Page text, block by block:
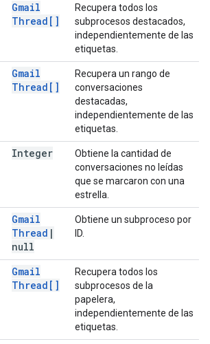
Gmail
Thread[]
Recupera todos los
subprocesos destacados,
independientemente de las
etiquetas.
Gmail
Thread[]
Recupera un rango de
conversaciones
destacadas,
independientemente de las
etiquetas.
Integer
Obtiene la cantidad de
conversaciones no leídas
que se marcaron con una
estrella.
Gmail
Thread |
null
Obtiene un subproceso por
ID.
Gmail
Thread[]
Recupera todos los
subprocesos de la
papelera,
independientemente de las
etiquetas.